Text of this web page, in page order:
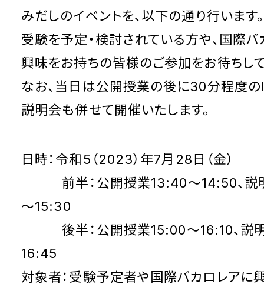
みだしのイベントを、以下の通り行います。
受験を予定・検討されている方や、国際バ
興味をお持ちの皆様のご参加をお待ちして
なお、当日は公開授業の後に30分程度
説明会も併せて開催いたします。
日時：令和5（2023）年7月28日（金）
前半：公開授業13:40～14:50、説
～15:30
後半：公開授業15:00～16:10、説
16:45
対象者：受験予定者や国際バカロレアに